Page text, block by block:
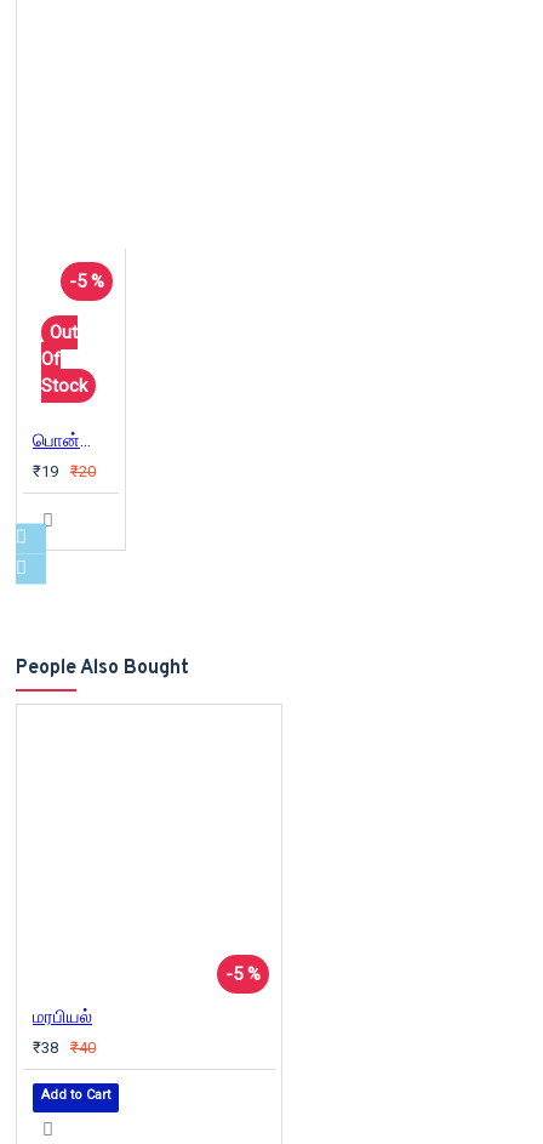
-5 %
Out
Of
Stock
பொன்மொழிகள்
₹19 ₹20
People Also Bought
-5 %
மரபியல்
₹38 ₹40
Add to Cart